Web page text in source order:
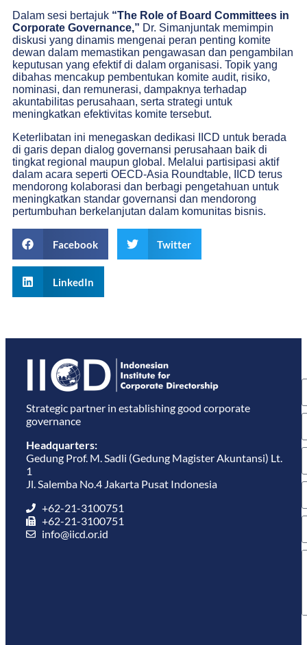
Dalam sesi bertajuk “The Role of Board Committees in
Corporate Governance,” Dr. Simanjuntak memimpin
diskusi yang dinamis mengenai peran penting komite
dewan dalam memastikan pengawasan dan pengambilan
keputusan yang efektif di dalam organisasi. Topik yang
dibahas mencakup pembentukan komite audit, risiko,
nominasi, dan remunerasi, dampaknya terhadap
akuntabilitas perusahaan, serta strategi untuk
meningkatkan efektivitas komite tersebut.
Keterlibatan ini menegaskan dedikasi IICD untuk berada
di garis depan dialog governansi perusahaan baik di
tingkat regional maupun global. Melalui partisipasi aktif
dalam acara seperti OECD-Asia Roundtable, IICD terus
mendorong kolaborasi dan berbagi pengetahuan untuk
meningkatkan standar governansi dan mendorong
pertumbuhan berkelanjutan dalam komunitas bisnis.
Facebook Twitter
LinkedIn
Strategic partner in establishing good corporate
governance
Headquarters:
Gedung Prof. M. Sadli (Gedung Magister Akuntansi) Lt.
1
Jl. Salemba No.4 Jakarta Pusat Indonesia
+62-21-3100751
+62-21-3100751
info@iicd.or.id